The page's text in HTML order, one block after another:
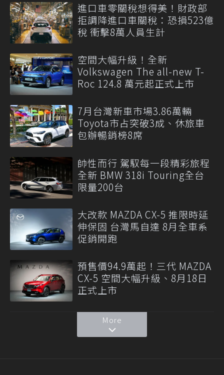
進口車零關稅想得美！財政部
拒調降進口車關稅：恐損523億
稅 衝擊8萬人員生計
空間大幅升級！全新
Volkswagen The all-new T-
Roc 124.8 萬元起正式上市
7月台灣新車市場3.86萬輛
Toyota市占突破3成、休旅車
包辦暢銷榜8席
帥性而行 駕馭每一段精彩旅程
全新 BMW 318i Touring全台
限量200台
大改款 MAZDA CX-5 推限時延
伸保固 台灣馬自達 8月全車系
促銷開跑
預售價94.9萬起！三代 MAZDA
CX-5 空間大幅升級、8月18日
正式上市
More